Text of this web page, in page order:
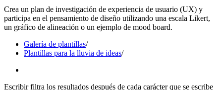
Crea un plan de investigación de experiencia de usuario (UX) y
participa en el pensamiento de diseño utilizando una escala Likert,
un gráfico de alineación o un ejemplo de mood board.
Galería de plantillas/
Plantillas para la lluvia de ideas/
Escribir filtra los resultados después de cada carácter que se escribe